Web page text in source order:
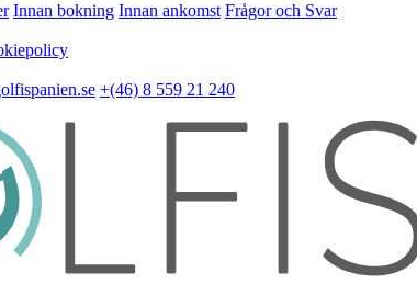
Innan bokning Innan ankomst Frågor och Svar
+(46) 8 559 21 240